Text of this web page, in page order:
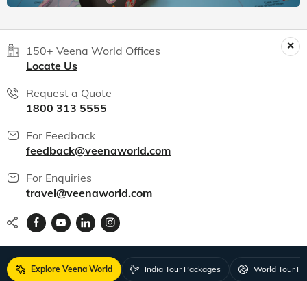
150+ Veena World Offices
Locate Us
Request a Quote
1800 313 5555
For Feedback
feedback@veenaworld.com
For Enquiries
travel@veenaworld.com
Explore Veena World India Tour Packages World Tour